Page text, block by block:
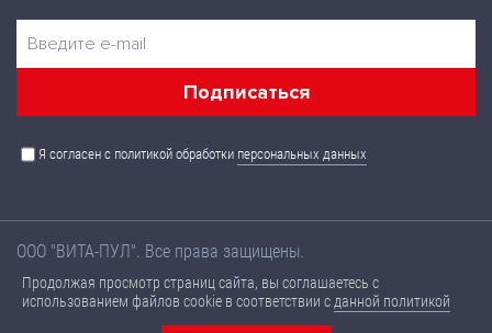
Я согласен с политикой обработки персональных данных
ООО "ВИТА-ПУЛ". Все права защищены.
Названия товаров, а также их технические характеристики,
размещенные на данном сайте, носят ознакомительный
характер, не являются публичной офертой и могут быть
Продолжая просмотр страниц сайта, вы соглашаетесь с
использованием файлов cookie в соответствии с данной политикой